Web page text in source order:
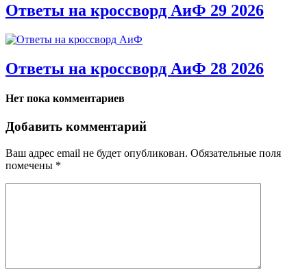
Ответы на кроссворд АиФ 29 2026
Ответы на кроссворд АиФ 28 2026
Нет пока комментариев
Добавить комментарий
Ваш адрес email не будет опубликован. Обязательные поля
помечены *